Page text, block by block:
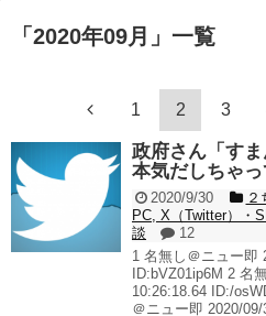
※アドブロック等の広告非表示プラグイ
「 2020年09月 」 一覧
1 2 3
政府さん「す
本気だしちゃっ
2020/9/30
PC X（Twitter）・
談
12
1 名無し＠ニュー即
ID:bVZ01ip6M 2 名
10:26:18.64 ID:/
＠ニュー即 2020/09/